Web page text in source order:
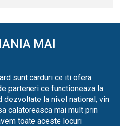
MAI
sunt carduri ce iti ofera
parteneri ce functioneaza la
dezvoltate la nivel national, vin
calatoreasca mai mult prin
toate aceste locuri